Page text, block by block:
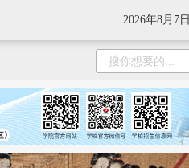
2026年8月7日